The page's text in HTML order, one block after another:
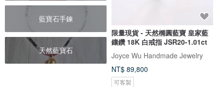
藍寶石手鍊
天然藍寶石
限量現貨 - 天然橢圓藍寶 皇家藍
鑲鑽 18K 白戒指 JSR20-1.01ct
Joyce Wu Handmade Jewelry
NT$ 89,800
可客製